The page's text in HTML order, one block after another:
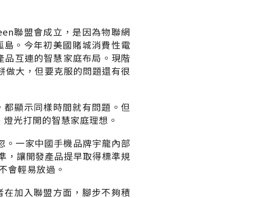
聯盟會成立，是因為物聯網
。今年初美國賭城消費性電
互連的智慧家庭布局。現階
做大，但要克服的問題還有很
顯示同樣時間就有問題。但
光打開的智慧家庭理想。
。一家中國手機品牌宇龍內部
，讓開發產品提早取得標準規
會輕易放過。
加入聯盟方面，腳步不夠積